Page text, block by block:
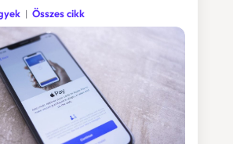
Összes cikk